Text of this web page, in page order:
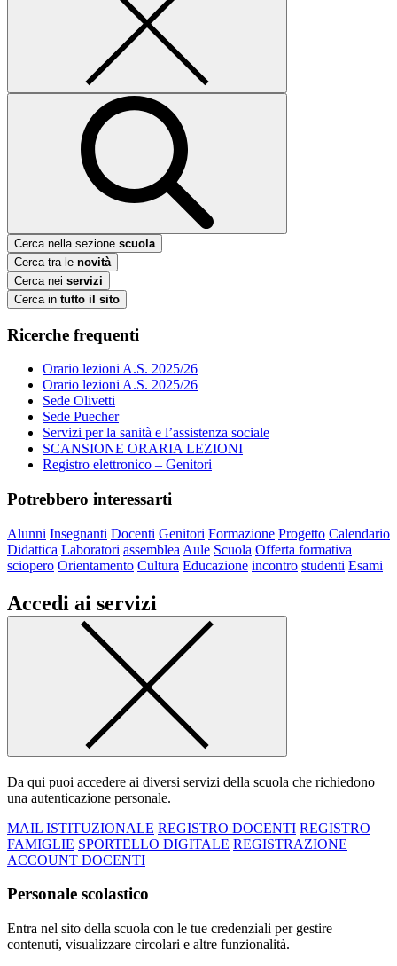
Cerca nella sezione scuola
Cerca tra le novità
Cerca nei servizi
Cerca in tutto il sito
Ricerche frequenti
Orario lezioni A.S. 2025/26
Orario lezioni A.S. 2025/26
Sede Olivetti
Sede Puecher
Servizi per la sanità e l’assistenza sociale
SCANSIONE ORARIA LEZIONI
Registro elettronico – Genitori
Potrebbero interessarti
Alunni Insegnanti Docenti Genitori Formazione Progetto Calendario
Didattica Laboratori assemblea Aule Scuola Offerta formativa
sciopero Orientamento Cultura Educazione incontro studenti Esami
Accedi ai servizi
Da qui puoi accedere ai diversi servizi della scuola che richiedono
una autenticazione personale.
MAIL ISTITUZIONALE REGISTRO DOCENTI REGISTRO
FAMIGLIE SPORTELLO DIGITALE REGISTRAZIONE
ACCOUNT DOCENTI
Personale scolastico
Entra nel sito della scuola con le tue credenziali per gestire
contenuti, visualizzare circolari e altre funzionalità.